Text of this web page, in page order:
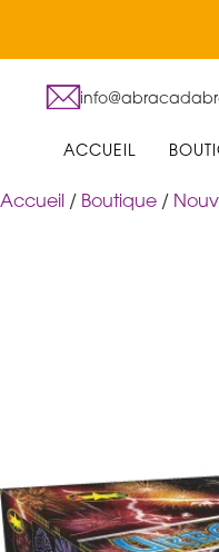
ACCUEIL
Accueil / Boutique /